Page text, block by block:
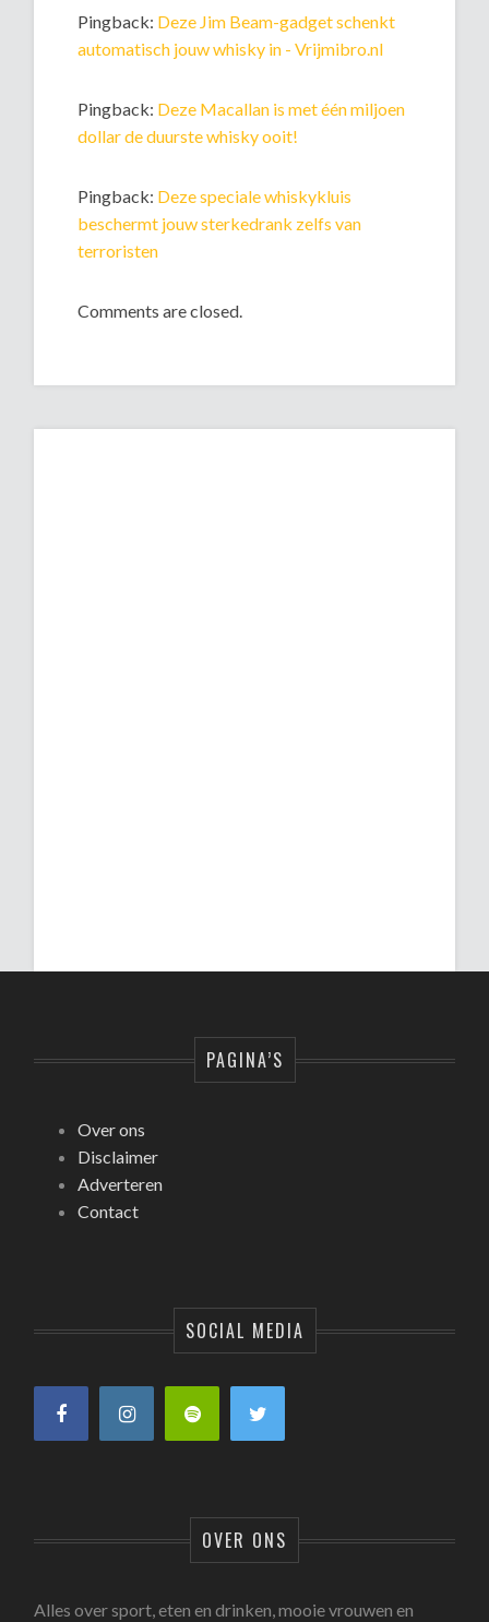
Pingback: Deze Jim Beam-gadget schenkt
automatisch jouw whisky in - Vrijmibro.nl
Pingback: Deze Macallan is met één miljoen
dollar de duurste whisky ooit!
Pingback: Deze speciale whiskykluis
beschermt jouw sterkedrank zelfs van
terroristen
Comments are closed.
PAGINA’S
Over ons
Disclaimer
Adverteren
Contact
SOCIAL MEDIA
OVER ONS
Alles over sport, eten en drinken, mooie vrouwen en